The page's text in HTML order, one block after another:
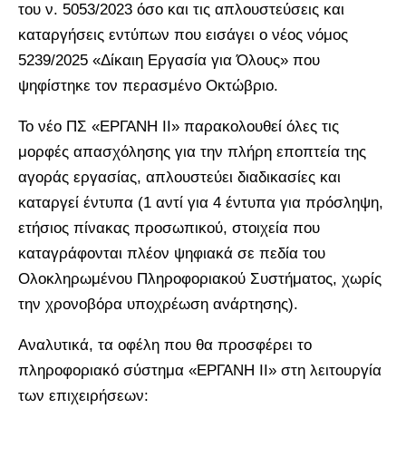
του ν. 5053/2023 όσο και τις απλουστεύσεις και
καταργήσεις εντύπων που εισάγει ο νέος νόμος
5239/2025 «Δίκαιη Εργασία για Όλους» που
ψηφίστηκε τον περασμένο Οκτώβριο.
Το νέο ΠΣ «ΕΡΓΑΝΗ ΙΙ» ⁠παρακολουθεί όλες τις
μορφές απασχόλησης για την πλήρη εποπτεία της
αγοράς εργασίας, απλουστεύει διαδικασίες και
καταργεί έντυπα (1 αντί για 4 έντυπα για πρόσληψη,
ετήσιος πίνακας προσωπικού, στοιχεία που
καταγράφονται πλέον ψηφιακά σε πεδία του
Ολοκληρωμένου Πληροφοριακού Συστήματος, χωρίς
την χρονοβόρα υποχρέωση ανάρτησης).
Αναλυτικά, τα οφέλη που θα προσφέρει το
πληροφοριακό σύστημα «ΕΡΓΑΝΗ ΙΙ» στη λειτουργία
των επιχειρήσεων: